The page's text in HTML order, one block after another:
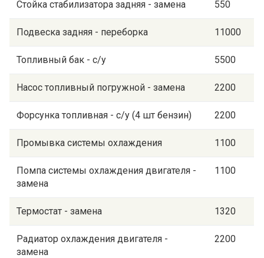
Стойка стабилизатора задняя - замена 550
Подвеска задняя - переборка 11000
Топливный бак - с/у 5500
Насос топливный погружной - замена 2200
Форсунка топливная - с/у (4 шт бензин) 2200
Промывка системы охлаждения 1100
Помпа системы охлаждения двигателя -
замена
1100
Термостат - замена 1320
Радиатор охлаждения двигателя -
замена
2200